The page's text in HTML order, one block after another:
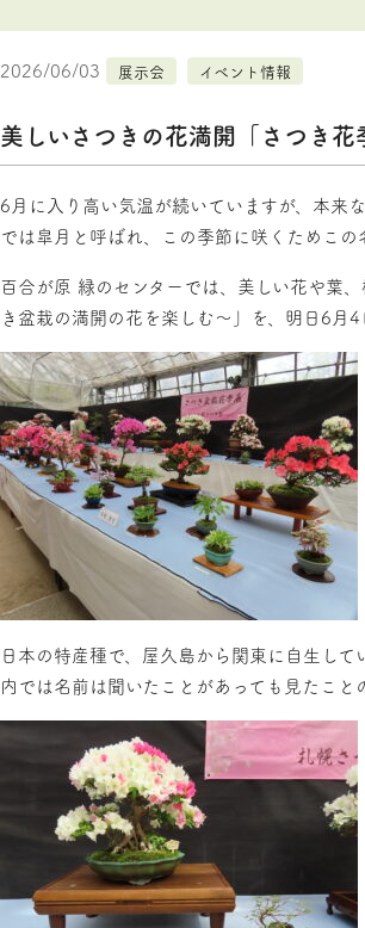
2026/06/03 展示会 イベント情報
美しいさつきの花満開「さつき
6月に入り高い気温が続いていますが、本来
では皐月と呼ばれ、この季節に咲くためこの
百合が原 緑のセンターでは、美しい花や葉
き盆栽の満開の花を楽しむ～」を、明日6月
日本の特産種で、屋久島から関東に自生し
内では名前は聞いたことがあっても見たこと